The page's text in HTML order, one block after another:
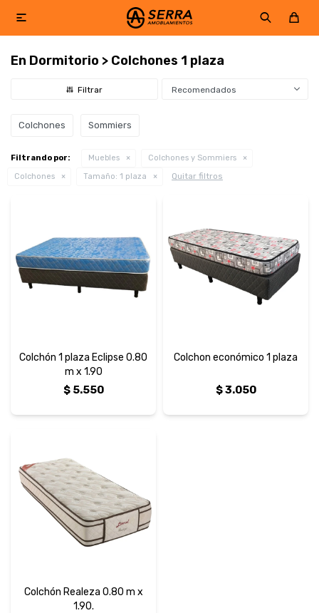

En Dormitorio > Colchones 1 plaza
Recomendados
Colchones Sommiers
Filtrando por: Muebles
Colchones y Sommiers
Colchones
Tamaño: 1 plaza Quitar filtros
Colchón 1 plaza Eclipse 0.80
m x 1.90
$ 5.550
Colchon económico 1 plaza
$3.050
Colchón Realeza 0.80 m x
1.90.